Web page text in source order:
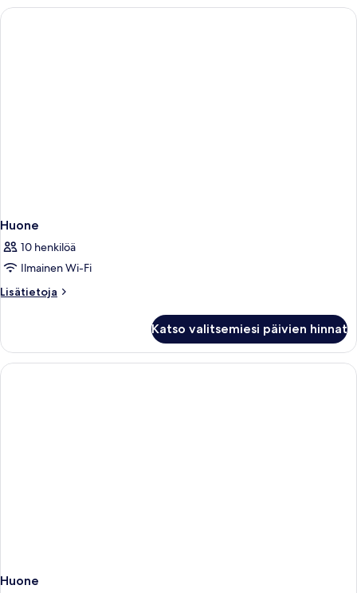
parveke
Huone
10 henkilöä
Ilmainen Wi-Fi
Lisätietoja
Lisätietoja
Katso valitsemiesi päivien hinnat
Huone